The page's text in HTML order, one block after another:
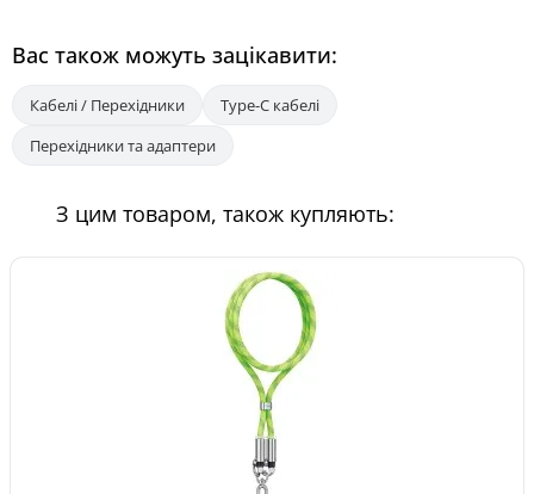
Вас також можуть зацікавити:
Кабелі / Перехідники
Type-C кабелі
Перехідники та адаптери
З цим товаром, також купляють: